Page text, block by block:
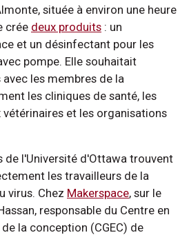
située à environ une heure
crée deux produits : un
et un désinfectant pour les
pompe. Elle souhaitait
les membres de la
les cliniques de santé, les
vétérinaires et les organisations
de l'Université d'Ottawa trouvent
les travailleurs de la
virus. Chez Makerspace, sur le
responsable du Centre en
la conception (CGEC) de